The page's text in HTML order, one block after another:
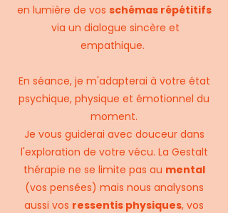
en lumière de vos schémas répétitifs
via un dialogue sincère et
empathique.
En séance, je m'adapterai à votre état
psychique, physique et émotionnel du
moment.
Je vous guiderai avec douceur dans
l'exploration de votre vécu. La Gestalt
thérapie ne se limite pas au mental
(vos pensées) mais nous analysons
aussi vos ressentis physiques, vos